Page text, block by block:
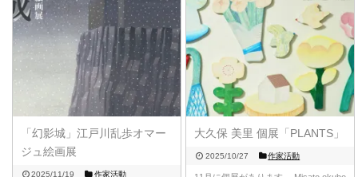
「幻影城」江戸川乱歩オマー
ジュ絵画展
2025/11/19 作家活動
大久保 美里 個展「PLANTS」
2025/10/27 作家活動